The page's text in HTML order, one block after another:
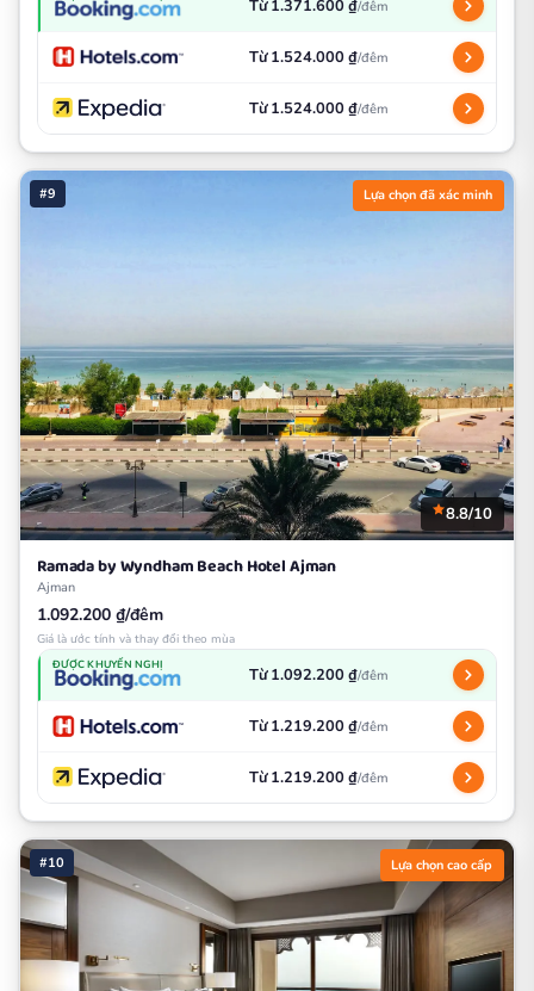
Từ 1.371.600 ₫/đêm
Từ 1.524.000 ₫/đêm
Từ 1.524.000 ₫/đêm
#9 Lựa chọn đã xác minh
8.8/10
Ramada by Wyndham Beach Hotel Ajman
Ajman
1.092.200 ₫/đêm
Giá là ước tính và thay đổi theo mùa
ĐƯỢC KHUYẾN NGHỊ Từ 1.092.200 ₫/đêm
Từ 1.219.200 ₫/đêm
Từ 1.219.200 ₫/đêm
#10 Lựa chọn cao cấp